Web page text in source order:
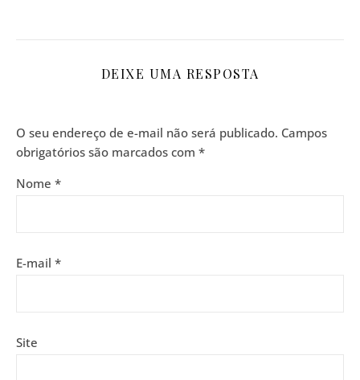
DEIXE UMA RESPOSTA
O seu endereço de e-mail não será publicado. Campos
obrigatórios são marcados com *
Nome *
E-mail *
Site